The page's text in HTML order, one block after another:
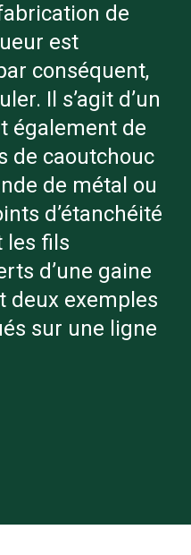
qui servent à
L’écart
être
de caoutchouc
de
est
conséquent,
Il s’agit d’un
également de
de caoutchouc
de métal ou
d’étanchéité
les fils
d’une gaine
deux exemples
sur une ligne